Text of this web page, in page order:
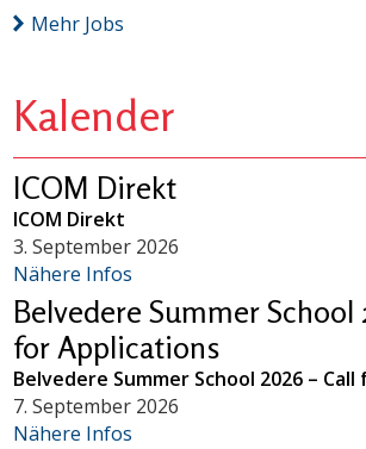
Mehr Jobs
Kalender
ICOM Direkt
ICOM Direkt
3. September 2026
Nähere Infos
Belvedere Summer School
for Applications
Belvedere Summer School 2026 –
7. September 2026
Nähere Infos